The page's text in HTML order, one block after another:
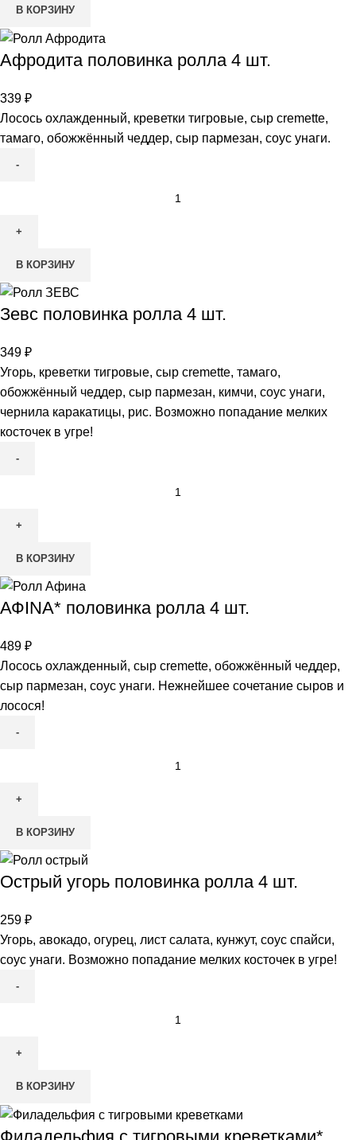
В КОРЗИНУ
Афродита половинка ролла 4 шт.
339 ₽
Лосось охлажденный, креветки тигровые, сыр cremette,
тамаго, обожжённый чеддер, сыр пармезан, соус унаги.
В КОРЗИНУ
Зевс половинка ролла 4 шт.
349 ₽
Угорь, креветки тигровые, сыр cremette, тамаго,
обожжённый чеддер, сыр пармезан, кимчи, соус унаги,
чернила каракатицы, рис. Возможно попадание мелких
косточек в угре!
В КОРЗИНУ
АФINА* половинка ролла 4 шт.
489 ₽
Лосось охлажденный, сыр cremette, обожжённый чеддер,
сыр пармезан, соус унаги. Нежнейшее сочетание сыров и
лосося!
В КОРЗИНУ
Острый угорь половинка ролла 4 шт.
259 ₽
Угорь, авокадо, огурец, лист салата, кунжут, соус спайси,
соус унаги. Возможно попадание мелких косточек в угре!
В КОРЗИНУ